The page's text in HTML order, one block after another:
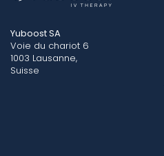
Yuboost SA
Voie du chariot 6
1003 Lausanne,
Suisse